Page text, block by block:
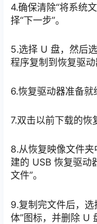
4.确保清除“将系统
择“下一步”。
5.选择 U 盘，然后
程序复制到恢复驱动
6.恢复驱动器准备就
7.双击以前下载的恢
8.从恢复映像文件
建的 USB 恢复驱动
文件”。
9.复制完文件后，
体”图标，并删除 U